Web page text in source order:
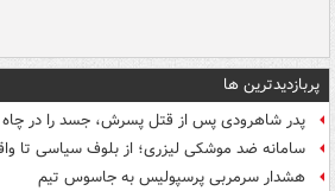
پربازدیدترین ها
پدر شاهرودی پس از قتل پسرش، جسد را در
سامانه ضد موشکی لیزری؛ از بلوف سیاسی تا
هشدار سرمربی پرسپولیس به جاسوس تیم